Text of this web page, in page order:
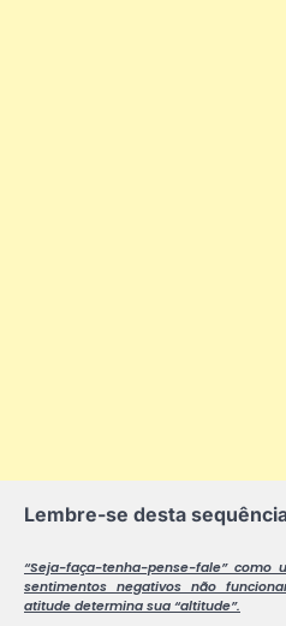
Lembre-se desta
“Seja-faça-tenha-pense-fale” como
sentimentos negativos não
atitude determina sua “altitude”.